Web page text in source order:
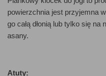
powierzchnia jest przyjemna
go całą dłonią lub tylko się
asany.
Atuty: